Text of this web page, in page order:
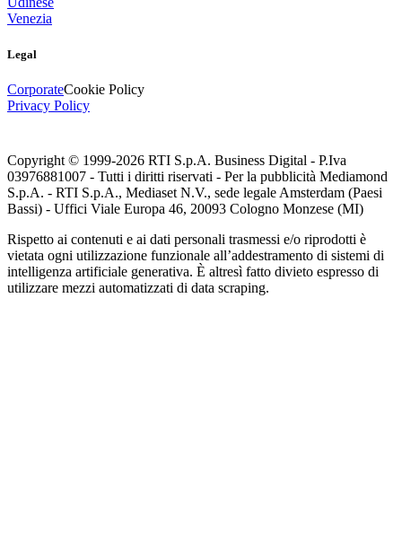
Venezia
Legal
CorporateCookie Policy
Privacy Policy
Copyright © 1999-2026 RTI S.p.A. Business Digital - P.Iva
03976881007 - Tutti i diritti riservati - Per la pubblicità Mediamond
S.p.A. - RTI S.p.A., Mediaset N.V., sede legale Amsterdam (Paesi
Bassi) - Uffici Viale Europa 46, 20093 Cologno Monzese (MI)
Rispetto ai contenuti e ai dati personali trasmessi e/o riprodotti è
vietata ogni utilizzazione funzionale all’addestramento di sistemi di
intelligenza artificiale generativa. È altresì fatto divieto espresso di
utilizzare mezzi automatizzati di data scraping.